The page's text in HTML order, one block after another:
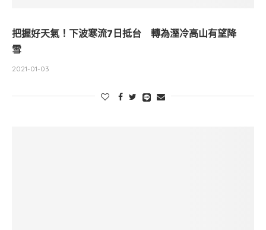
把握好天氣！下波寒流7日抵台 轉為溼冷高山有望降
雪
2021-01-03